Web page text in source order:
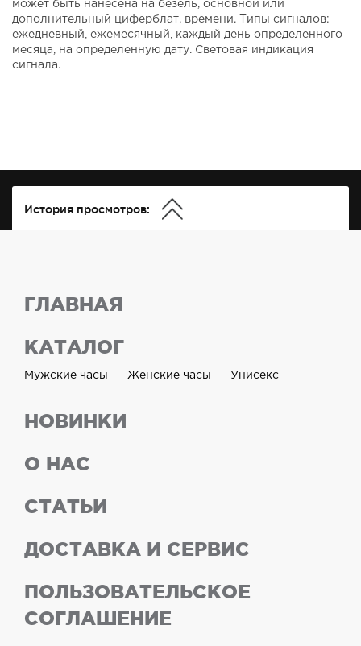
может быть нанесена на безель, основной или
дополнительный циферблат. времени. Типы сигналов:
ежедневный, ежемесячный, каждый день определенного
месяца, на определенную дату. Световая индикация
сигнала.
История просмотров:
ГЛАВНАЯ
КАТАЛОГ
Мужские часы Женские часы Унисекс
НОВИНКИ
О НАС
СТАТЬИ
ДОСТАВКА И СЕРВИС
ПОЛЬЗОВАТЕЛЬСКОЕ
СОГЛАШЕНИЕ